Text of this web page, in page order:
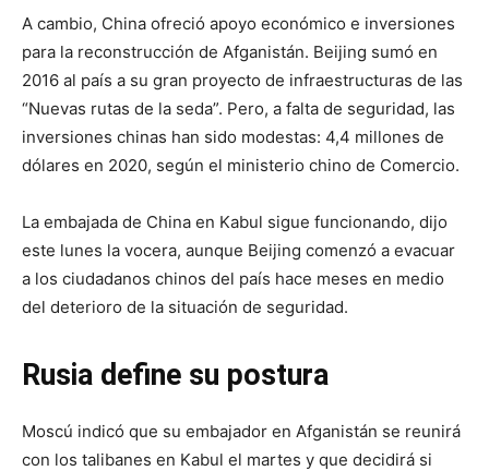
A cambio, China ofreció apoyo económico e inversiones
para la reconstrucción de Afganistán. Beijing sumó en
2016 al país a su gran proyecto de infraestructuras de las
“Nuevas rutas de la seda”. Pero, a falta de seguridad, las
inversiones chinas han sido modestas: 4,4 millones de
dólares en 2020, según el ministerio chino de Comercio.
La embajada de China en Kabul sigue funcionando, dijo
este lunes la vocera, aunque Beijing comenzó a evacuar
a los ciudadanos chinos del país hace meses en medio
del deterioro de la situación de seguridad.
Rusia define su postura
Moscú indicó que su embajador en Afganistán se reunirá
con los talibanes en Kabul el martes y que decidirá si